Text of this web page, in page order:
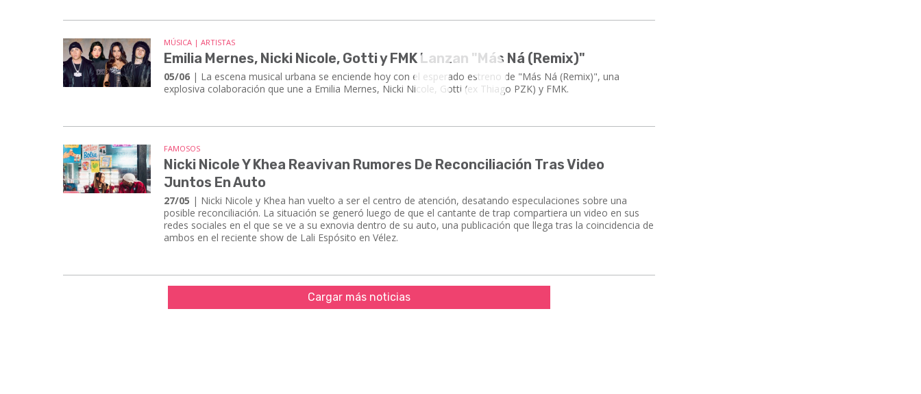
MÚSICA | ARTISTAS
Emilia Mernes, Nicki Nicole, Gotti y FMK Lanzan "Más Ná (Remix)"
05/06 | La escena musical urbana se enciende hoy con el esperado estreno de "Más Ná (Remix)", una
explosiva colaboración que une a Emilia Mernes, Nicki Nicole, Gotti (ex Thiago PZK) y FMK.
FAMOSOS
Nicki Nicole Y Khea Reavivan Rumores De Reconciliación Tras Video
Juntos En Auto
27/05 | Nicki Nicole y Khea han vuelto a ser el centro de atención, desatando especulaciones sobre una
posible reconciliación. La situación se generó luego de que el cantante de trap compartiera un video en sus
redes sociales en el que se ve a su exnovia dentro de su auto, una publicación que llega tras la coincidencia de
ambos en el reciente show de Lali Espósito en Vélez.
Cargar más noticias